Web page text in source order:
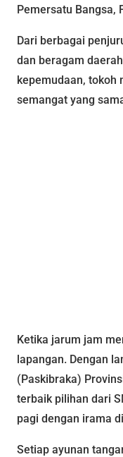
Pemersatu Bangsa,
Dari berbagai
dan beragam
kepemudaan, tokoh
semangat yang
Ketika jarum jam
lapangan. Dengan
(Paskibraka)
terbaik pilihan dari
pagi dengan irama
Setiap ayunan